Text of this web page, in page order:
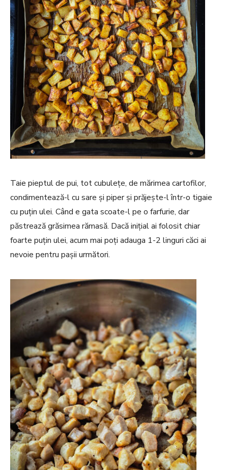
Taie pieptul de pui, tot cubuleţe, de mărimea cartofilor,
condimentează-l cu sare şi piper şi prăjeşte-l într-o tigaie
cu puţin ulei. Când e gata scoate-l pe o farfurie, dar
păstrează grăsimea rămasă. Dacă iniţial ai folosit chiar
foarte puţin ulei, acum mai poţi adauga 1-2 linguri căci ai
nevoie pentru pașii următori.